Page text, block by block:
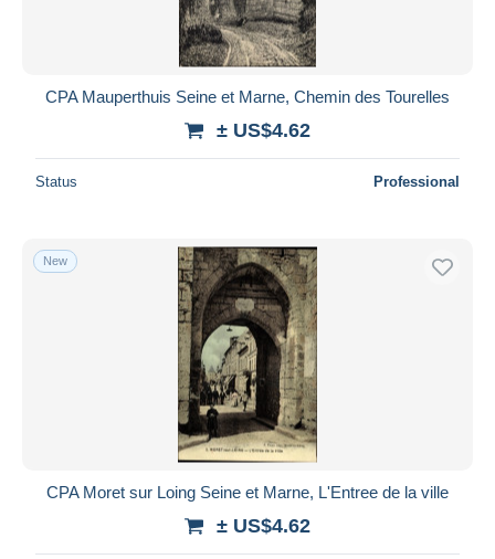
CPA Mauperthuis Seine et Marne, Chemin des Tourelles
± US$4.62
Status Professional
New
CPA Moret sur Loing Seine et Marne, L'Entree de la ville
± US$4.62